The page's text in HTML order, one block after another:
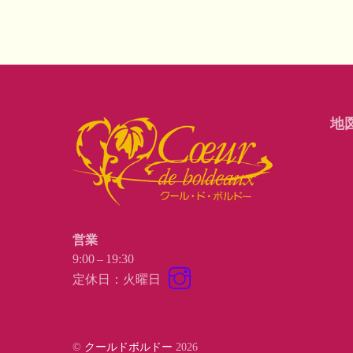
営業
9:00 – 19:30
定休日：火曜日
© クールドボルドー 2026
地